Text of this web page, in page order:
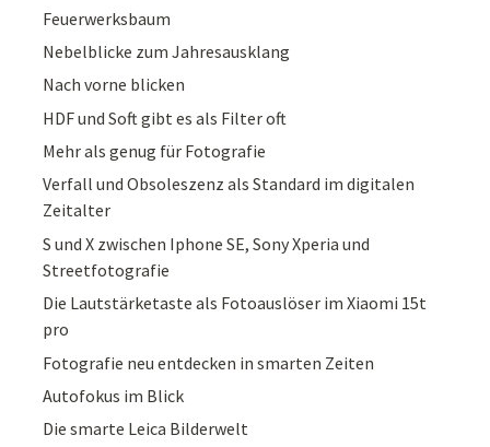
Feuerwerksbaum
Nebelblicke zum Jahresausklang
Nach vorne blicken
HDF und Soft gibt es als Filter oft
Mehr als genug für Fotografie
Verfall und Obsoleszenz als Standard im digitalen
Zeitalter
S und X zwischen Iphone SE, Sony Xperia und
Streetfotografie
Die Lautstärketaste als Fotoauslöser im Xiaomi 15t
pro
Fotografie neu entdecken in smarten Zeiten
Autofokus im Blick
Die smarte Leica Bilderwelt